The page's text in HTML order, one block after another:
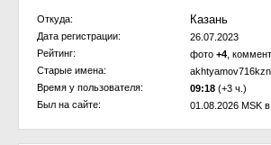
Откуда: Казань
Дата регистрации:
26.07.2023
Рейтинг:
фото +4 ,
Старые имена:
akhtyamov716kzn
Время у пользователя:
09:18 (+3 ч.)
Был на сайте:
01.08.2026 MSK